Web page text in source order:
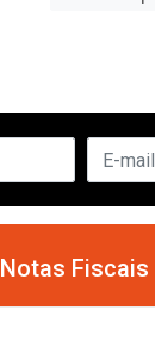
Notas Fiscais